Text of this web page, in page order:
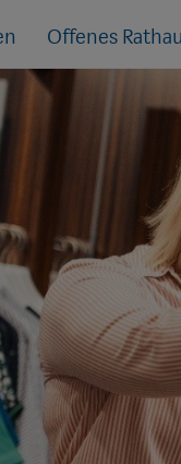
Offenes